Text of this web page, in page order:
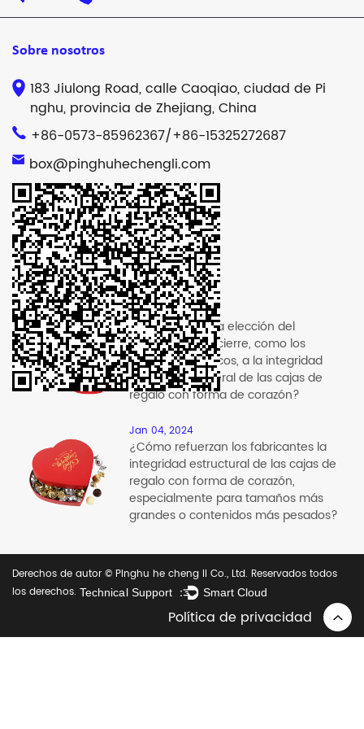
Sobre nosotros
183 Jiulong Road, calle Caoqiao, ciudad de Pi
nghu, provincia de Zhejiang, China
+86-0573-85962367/+86-15325272687
box@pinghuhechengli.com
Noticias recientes
Jan 11, 2024
¿Cómo afecta la elección del
mecanismo de cierre, como los
cierres magnéticos, a la integridad
estructural general de las cajas de
regalo con forma de corazón?
Jan 04, 2024
¿Cómo refuerzan los fabricantes la
integridad estructural de las cajas de
regalo con forma de corazón,
especialmente para tamaños más
grandes o contenidos más pesados?
Derechos de autor © Pinghu he cheng li Co., Ltd. Reservados todos
los derechos. Technical Support ： Smart Cloud
Política de privacidad